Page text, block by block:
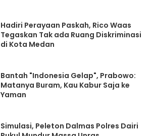
Hadiri Perayaan Paskah, Rico Waas
Tegaskan Tak ada Ruang Diskriminasi
di Kota Medan
Bantah "Indonesia Gelap", Prabowo:
Matanya Buram, Kau Kabur Saja ke
Yaman
Simulasi, Peleton Dalmas Polres Dairi